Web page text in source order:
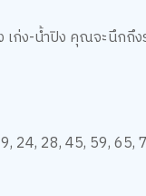
เก่ง-น้ำปิง คุณจะนึกถึ
24, 28, 45, 59,